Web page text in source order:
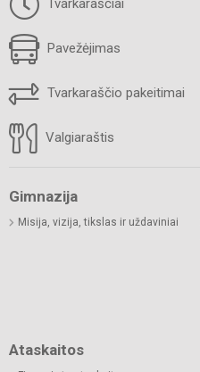
Tvarkaraščiai
Pavežėjimas
Tvarkaraščio pakeitimai
Valgiaraštis
Gimnazija
Misija, vizija, tikslas ir uždaviniai
Ataskaitos